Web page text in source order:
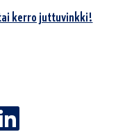
kerro juttuvinkki!